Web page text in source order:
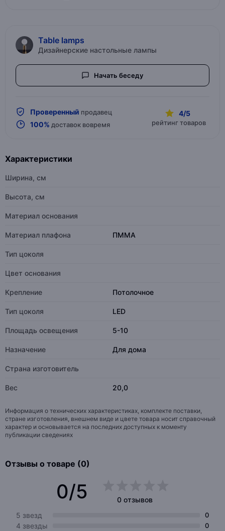
Table lamps
Дизайнерские настольные лампы
Начать беседу
Проверенный продавец
100% доставок вовремя
4/5
рейтинг товаров
Характеристики
Ширина, см
Высота, см
Материал основания
Материал плафона ПММА
Тип цоколя
Цвет основания
Крепление Потолочное
Тип цоколя LED
Площадь освещения 5-10
Назначение Для дома
Страна изготовитель
Вес 20,0
Информация о технических характеристиках, комплекте поставки,
стране изготовления, внешнем виде и цвете товара носит справочный
характер и основывается на последних доступных к моменту
публикации сведениях
Отзывы о товаре (0)
0/5
0 отзывов
5 звезд
0
4 звезды 0